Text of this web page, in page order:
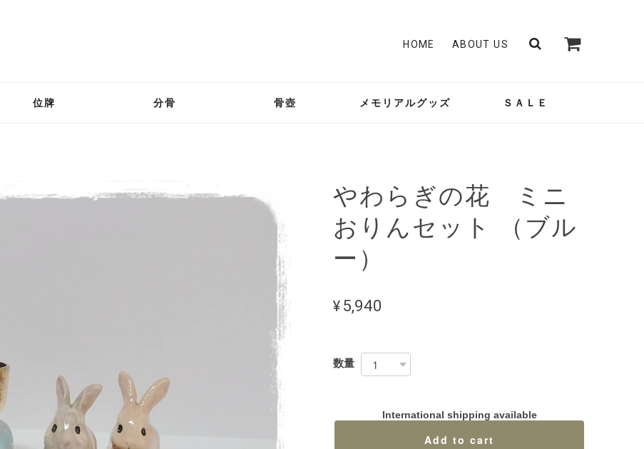
HOME ABOUT US
位牌 分骨 骨壺 メモリアルグッズ ＳＡＬＥ
やわらぎの花 ミニ
おりんセット （ブル
ー）
¥5,940
数量
International shipping available
Add to cart